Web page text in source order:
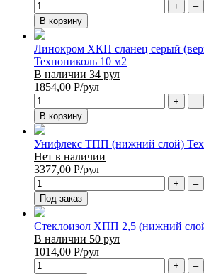
+
–
В корзину
Линокром ХКП сланец серый
Технониколь 10 м2
В наличии 34 рул
1854,00 Р/рул
+
–
В корзину
Унифлекс ТПП (нижний слой)
Нет в наличии
3377,00 Р/рул
+
–
Под заказ
Стеклоизол ХПП 2,5 (нижний
В наличии 50 рул
1014,00 Р/рул
+
–